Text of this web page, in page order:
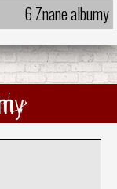
6 Znane albumy